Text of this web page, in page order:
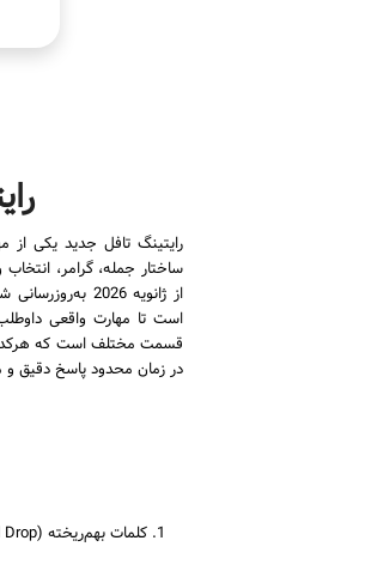
ساختار جمله، گرامر،
است تا مهارت واقعی
قسمت مختلف است که هرکدام
در زمان محدود پاسخ دقیق و
کلمات بهم‌ریخته (Drag and Drop)